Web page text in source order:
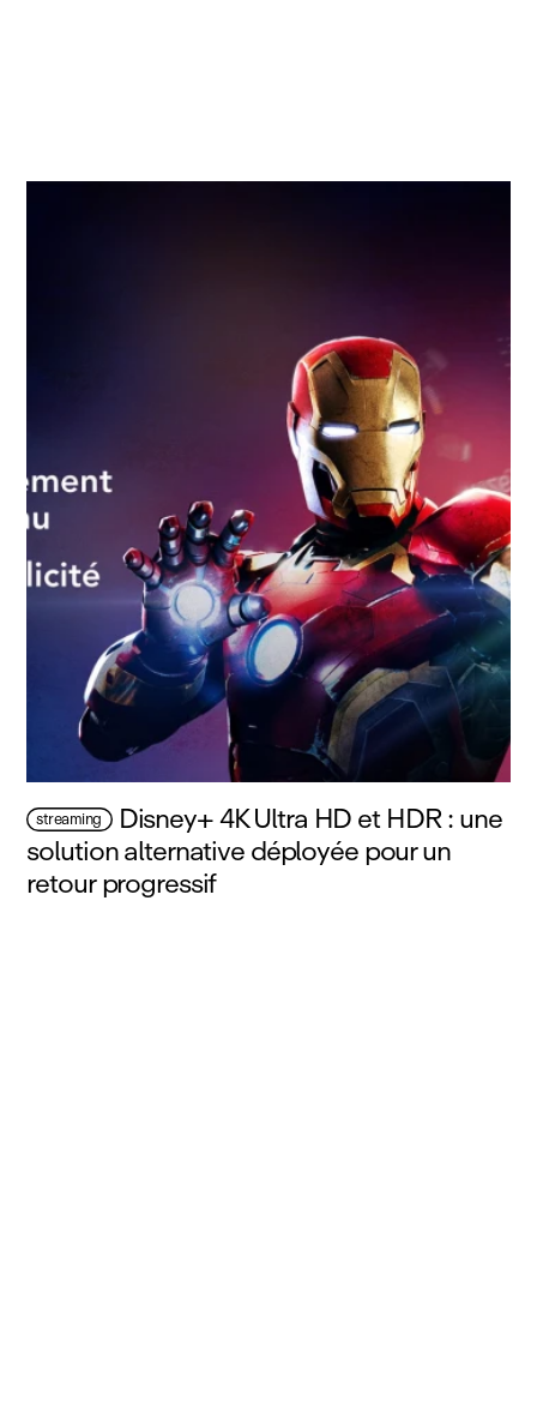
streaming Disney+ 4K Ultra HD et HDR : une
solution alternative déployée pour un
retour progressif